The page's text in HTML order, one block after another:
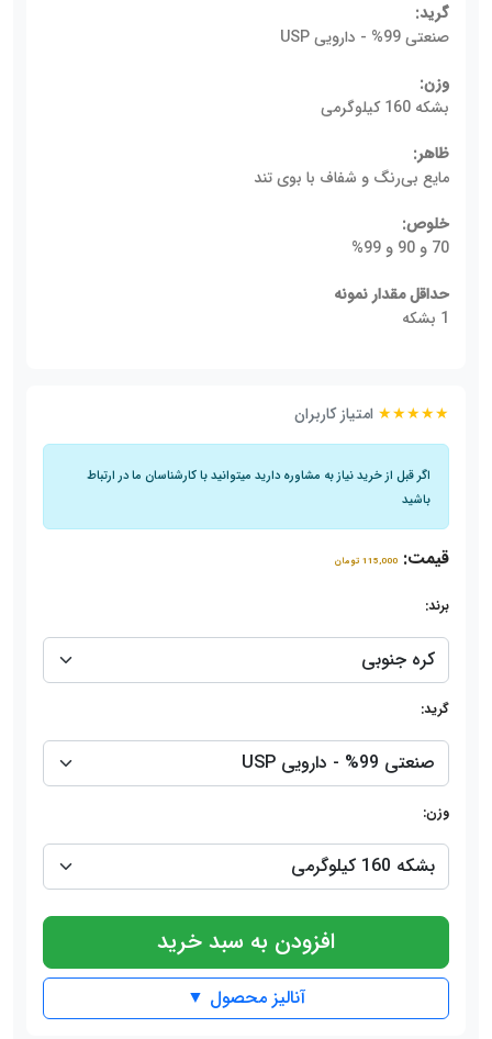
گرید:
صنعتی 99% - دارویی USP
وزن:
بشکه 160 کیلوگرمی
ظاهر:
مایع بی‌رنگ و شفاف با بوی تند
خلوص:
70 و 90 و 99%
حداقل مقدار نمونه
1 بشکه
★★★★★ امتیاز کاربران
اگر قبل از خرید نیاز به مشاوره دارید میتوانید با کارشناسان ما در ارتباط
باشید
قیمت: 115,000 تومان
برند:
گرید:
وزن:
افزودن به سبد خرید
آنالیز محصول ▼